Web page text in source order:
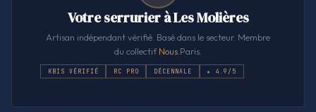
Votre serrurier à Les Molières
Artisan indépendant vérifié. Basé dans le secteur. Membre
du collectifNous .Paris.
KBIS VÉRIFIÉ RC PRO DÉCENNALE ★ 4.9/5